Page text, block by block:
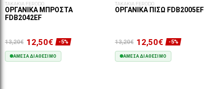
ΤΑΚΑΚΙΑ FERODO
ΟΡΓΑΝΙΚΆ ΜΠΡΟΣΤΆ
FDB2042EF
13,20€ 12,50€ -5%
ΆΜΕΣΑ ΔΙΑΘΈΣΙΜΟ
ΤΑΚΑΚΙΑ FERODO
ΟΡΓΑΝΙΚΆ ΠΊΣΩ FDB2005EF
13,20€ 12,50€ -5%
ΆΜΕΣΑ ΔΙΑΘΈΣΙΜΟ